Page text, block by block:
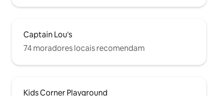
Captain Lou's
74 moradores locais recomendam
Kids Corner Playground